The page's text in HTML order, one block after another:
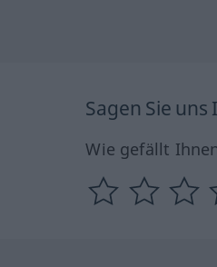
Sagen Sie
Wie gefällt